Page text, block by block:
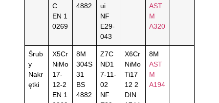
C
EN 1
0269
4882
ui
NF
E29-
043
AST
M
A320
Śrub
y
Nakr
ętki
X5Cr
NiMo
17-
12-2
EN 1
8M
304S
31
BS
4882
Z7C
ND1
7-11-
02
NF
X6Cr
NiMo
Ti17
12 2
DIN
8M
AST
M
A194